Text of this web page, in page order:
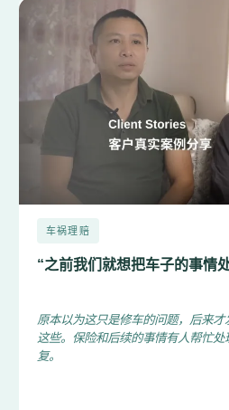
车祸理赔
“之前我们就想把车子的事情
原本以为这只是修车的问题，后来
这些。保险和后续的事情有人帮忙
复。